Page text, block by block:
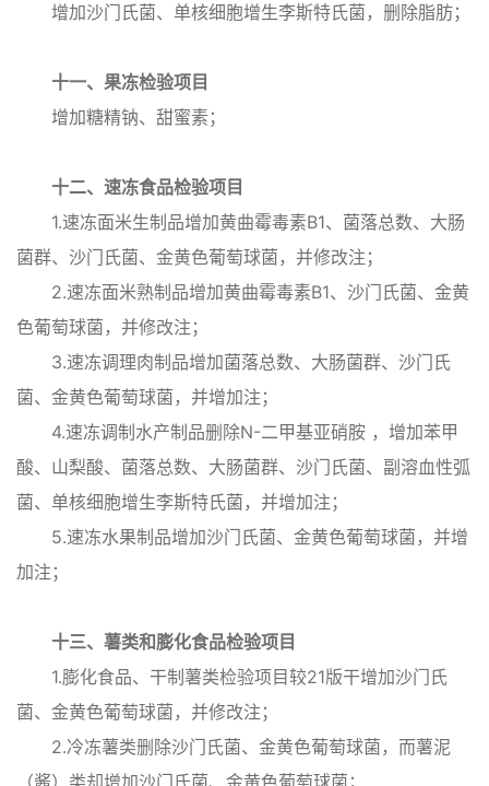
增加沙门氏菌、单核细胞增生李斯特氏菌，删除脂肪；
十一、果冻检验项目
增加糖精钠、甜蜜素；
十二、速冻食品检验项目
1.速冻面米生制品增加黄曲霉毒素B1、菌落总数、大肠
菌群、沙门氏菌、金黄色葡萄球菌，并修改注；
2.速冻面米熟制品增加黄曲霉毒素B1、沙门氏菌、金黄
色葡萄球菌，并修改注；
3.速冻调理肉制品增加菌落总数、大肠菌群、沙门氏
菌、金黄色葡萄球菌，并增加注；
4.速冻调制水产制品删除N-二甲基亚硝胺 ，增加苯甲
酸、山梨酸、菌落总数、大肠菌群、沙门氏菌、副溶血性弧
菌、单核细胞增生李斯特氏菌，并增加注；
5.速冻水果制品增加沙门氏菌、金黄色葡萄球菌，并增
加注；
十三、薯类和膨化食品检验项目
1.膨化食品、干制薯类检验项目较21版干增加沙门氏
菌、金黄色葡萄球菌，并修改注；
2.冷冻薯类删除沙门氏菌、金黄色葡萄球菌，而薯泥
（酱）类却增加沙门氏菌、金黄色葡萄球菌；